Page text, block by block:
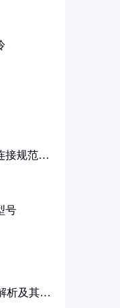
接规范详
号
析及其在